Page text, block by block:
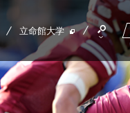
立命館大学